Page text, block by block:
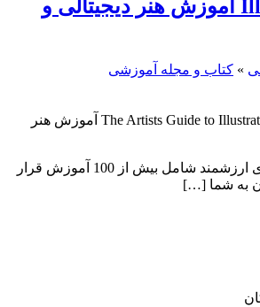
Illustration 2011 آموزش هنر دیجیتالی و
» کتاب و مجله آموزشی
در این کتاب مجموعه ای ارزشمند شامل بیش از 100 آموزش قرار
به شما […]